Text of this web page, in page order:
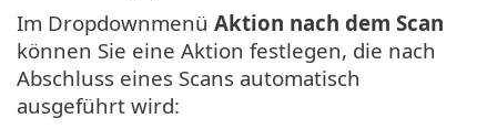
Im Dropdownmenü Aktion nach dem Scan
können Sie eine Aktion festlegen, die nach
Abschluss eines Scans automatisch
ausgeführt wird: